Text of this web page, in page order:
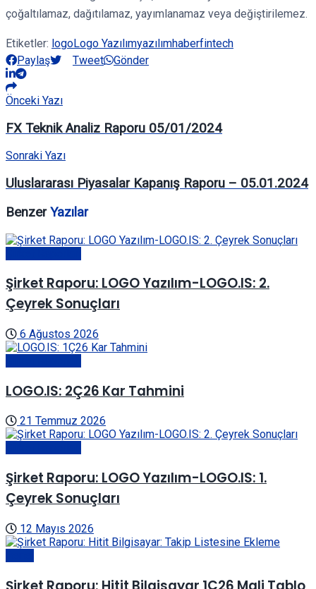
çoğaltılamaz, dağıtılamaz, yayımlanamaz veya değiştirilemez.
Etiketler: logoLogo Yazılımyazılımhaberfintech
Paylaş
Tweet Gönder
Önceki Yazı
FX Teknik Analiz Raporu 05/01/2024
Sonraki Yazı
Uluslararası Piyasalar Kapanış Raporu – 05.01.2024
BenzerYazılar
Şirket Raporu: LOGO Yazılım-LOGO.IS: 2.
Çeyrek Sonuçları
6 Ağustos 2026
LOGO.IS: 2Ç26 Kar Tahmini
21 Temmuz 2026
Şirket Raporu: LOGO Yazılım-LOGO.IS: 1.
Çeyrek Sonuçları
12 Mayıs 2026